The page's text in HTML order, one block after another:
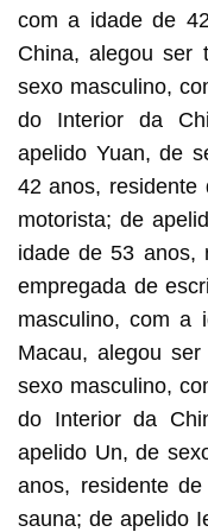
com a idade de
China, alegou ser
sexo masculino,
do Interior da
apelido Yuan, de
42 anos, residente
motorista; de
idade de 53 anos,
empregada de
masculino, com a
Macau, alegou
sexo masculino,
do Interior da
apelido Un, de
anos, residente
sauna; de apelido